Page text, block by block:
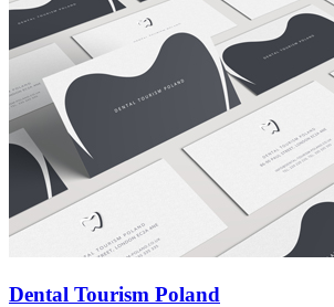
Dental Tourism Poland